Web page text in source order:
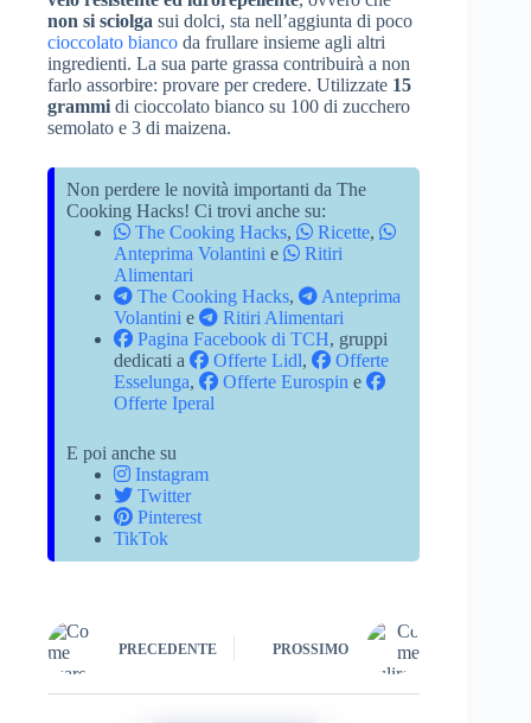
non si sciolga sui dolci, sta nell’aggiunta di poco
cioccolato bianco da frullare insieme agli altri
ingredienti. La sua parte grassa contribuirà a non
farlo assorbire: provare per credere. Utilizzate 15
grammi di cioccolato bianco su 100 di zucchero
semolato e 3 di maizena.
Non perdere le novità importanti da The
Cooking Hacks! Ci trovi anche su:
The Cooking Hacks, Ricette,
Anteprima Volantini e
Ritiri
Alimentari
The Cooking Hacks,
Anteprima
Volantini e
Ritiri Alimentari
Pagina Facebook di TCH, gruppi
dedicati a
Offerte Lidl,
Offerte
Esselunga, Offerte Eurospin e
Offerte Iperal
E poi anche su
Instagram
Twitter
Pinterest
TikTok
PRECEDENTE PROSSIMO